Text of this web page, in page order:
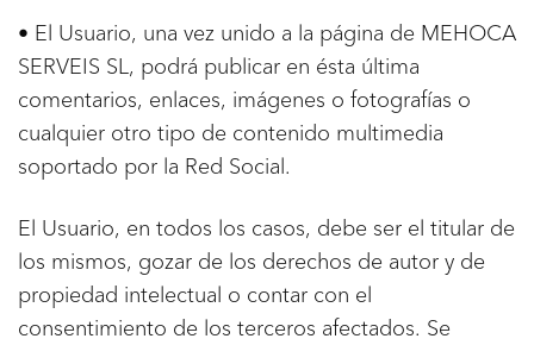
• El Usuario, una vez unido a la página de MEHOCA
SERVEIS SL, podrá publicar en ésta última
comentarios, enlaces, imágenes o fotografías o
cualquier otro tipo de contenido multimedia
soportado por la Red Social.
El Usuario, en todos los casos, debe ser el titular de
los mismos, gozar de los derechos de autor y de
propiedad intelectual o contar con el
consentimiento de los terceros afectados. Se